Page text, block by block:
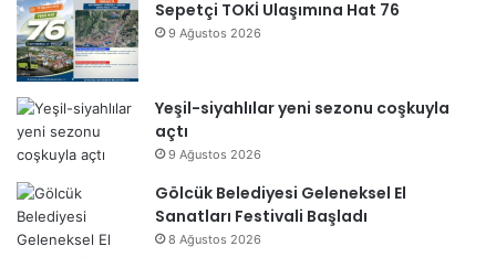
Sepetçi TOKİ Ulaşımına Hat 76
9 Ağustos 2026
Yeşil-siyahlılar yeni sezonu coşkuyla
açtı
9 Ağustos 2026
Gölcük Belediyesi Geleneksel El
Sanatları Festivali Başladı
8 Ağustos 2026